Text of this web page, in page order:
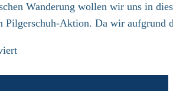
Wanderung wollen wir uns in
Pilgerschuh-Aktion. Da wir aufgrund
für